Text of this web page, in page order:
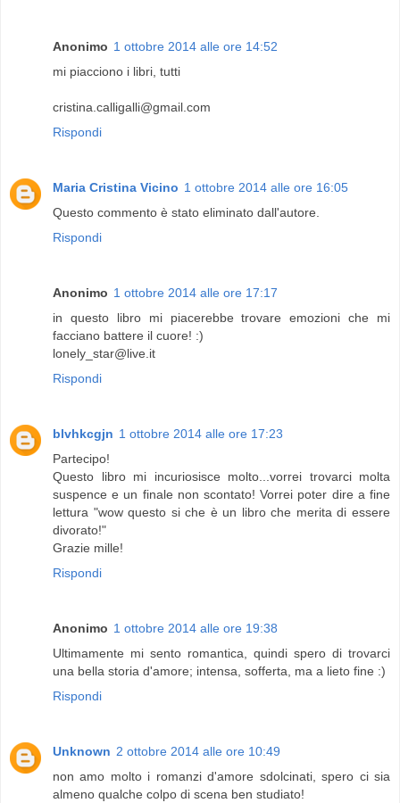
Anonimo 1 ottobre 2014 alle ore 14:52
mi piacciono i libri, tutti
cristina.calligalli@gmail.com
Rispondi
Maria Cristina Vicino 1 ottobre 2014 alle ore 16:05
Questo commento è stato eliminato dall'autore.
Rispondi
Anonimo 1 ottobre 2014 alle ore 17:17
in questo libro mi piacerebbe trovare emozioni che mi
facciano battere il cuore! :)
lonely_star@live.it
Rispondi
blvhkcgjn 1 ottobre 2014 alle ore 17:23
Partecipo!
Questo libro mi incuriosisce molto...vorrei trovarci molta
suspence e un finale non scontato! Vorrei poter dire a fine
lettura "wow questo si che è un libro che merita di essere
divorato!"
Grazie mille!
Rispondi
Anonimo 1 ottobre 2014 alle ore 19:38
Ultimamente mi sento romantica, quindi spero di trovarci
una bella storia d'amore; intensa, sofferta, ma a lieto fine :)
Rispondi
Unknown 2 ottobre 2014 alle ore 10:49
non amo molto i romanzi d'amore sdolcinati, spero ci sia
almeno qualche colpo di scena ben studiato!